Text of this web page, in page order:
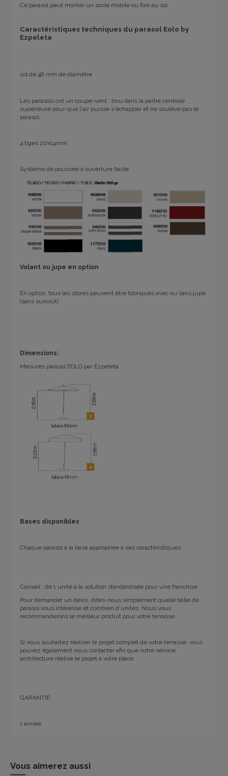
Ce parasol peut monter un socle mobile ou fixe au sol
Caractéristiques techniques du parasol Eolo by
Ezpeleta
col de 48 mm de diamètre
Les parasols ont un coupe-vent : trou dans la partie centrale
supérieure pour que l'air puisse s'échapper et ne soulève pas le
parasol.
4 tiges 20x14mm
Système de poussée à ouverture facile
Volant ou jupe en option
En option, tous les stores peuvent être fabriqués avec ou sans jupe
(sans surcoût)
Dimensions:
Mesures parasol EOLO par Ezpeleta
Bases disponibles
Chaque parasol a la base appropriée à ses caractéristiques.
Conseil : de 1 unité à la solution standardisée pour une franchise
Pour demander un devis, dites-nous simplement quelle taille de
parasol vous intéresse et combien d'unités. Nous vous
recommanderons le meilleur produit pour votre terrasse.
Si vous souhaitez réaliser le projet complet de votre terrasse, vous
pouvez également nous contacter afin que notre service
architecture réalise le projet à votre place.
GARANTIE:
1 année
Vous aimerez aussi